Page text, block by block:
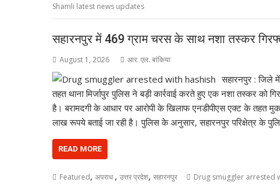
Shamli latest news updates
सहारनपुर में 469 ग्राम चरस के साथ नशा तस्कर
August 1, 2026 आर. एल. बांकिया
सहारनपुर : जिले
तहत थाना मिर्जापुर पुलिस ने बड़ी कार्रवाई करते हुए एक नशा तस्कर
है। बरामदगी के आधार पर आरोपी के खिलाफ एनडीपीएस एक्ट के तहत
लाख रूपये बताई जा रही है। पुलिस के अनुसार, सहारनपुर परिक्षेत्र के
READ MORE
Featured, अपराध , उत्तर प्रदेश, सहारनपुर Drug smuggler arrested